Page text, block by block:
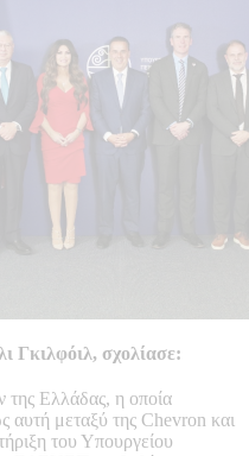
σχολίασε:
Ελλάδας, η οποία
αυτή μεταξύ της Chevron και
του Υπουργείου